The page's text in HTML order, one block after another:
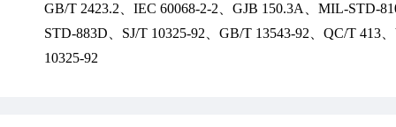
GB/T 2423.2、IEC 60068-2-2、GJB 150.3A、MIL-STD-
STD-883D、SJ/T 10325-92、GB/T 13543-92、QC/T 413
10325-92